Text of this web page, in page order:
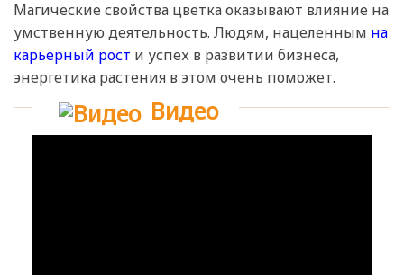
Магические свойства цветка оказывают влияние на
умственную деятельность. Людям, нацеленным на
карьерный рост и успех в развитии бизнеса,
энергетика растения в этом очень поможет.
Видео